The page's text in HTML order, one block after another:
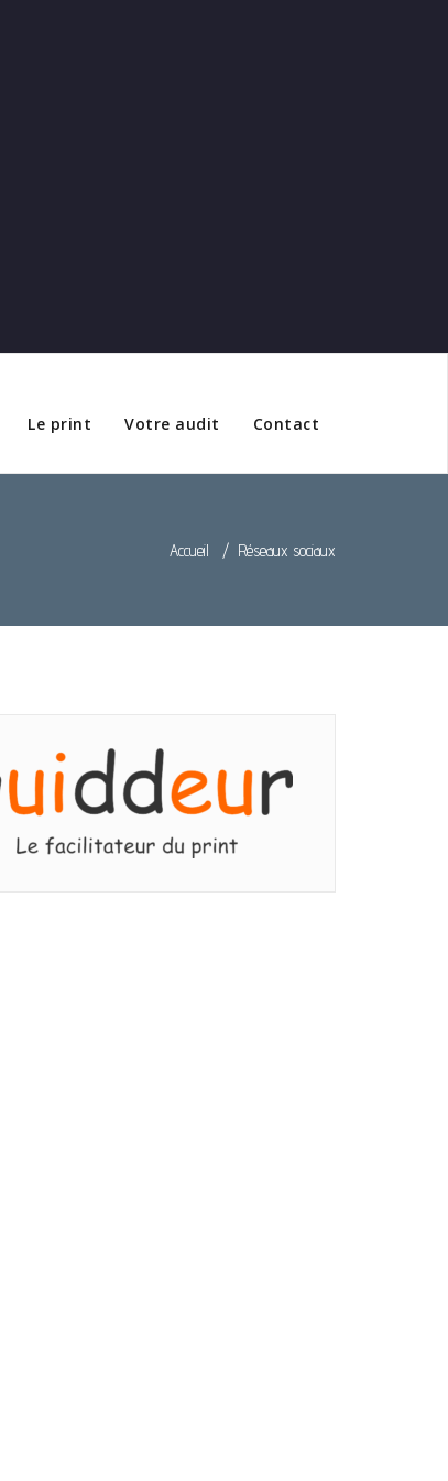
Le print Votre audit Contact
Accueil / Réseaux sociaux